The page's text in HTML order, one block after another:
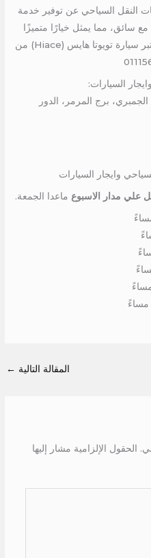
النقل السياحي عن توفير خدمة
مع سائق، مما يمثل خيارًا متميزًا
لمحبي الرحلات السياحية والسفر. تعتبر سيارة تويوتا هايس (Hiace) من
السيارات:
الجمبري، برج المرمر، الدور
وايجار السيارات
علي مدار الاسبوع ماعدا الجمعة.
المقالة التالية ←
الحقول الإلزامية مشار إليها